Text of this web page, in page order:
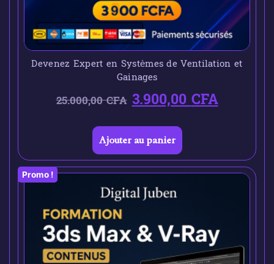
Devenez Expert en Systèmes de Ventilation et
Gainages
25.000,00CFA 3.900,00CFA
Ajouter au panier
Promo !